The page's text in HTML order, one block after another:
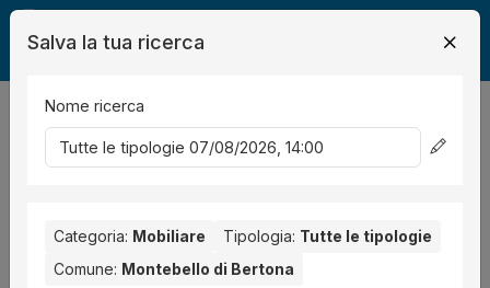
Legalmente Mobili
Immobile Residenziale
Nessun risultato per il Comune selezionato:Montebello di
Bertona
. Nessun risultato per la Provincia selezionata:
Salva la tua ricerca
Nome ricerca
Categoria: Mobiliare Tipologia: Tutte le tipologie
Comune: Montebello di Bertona